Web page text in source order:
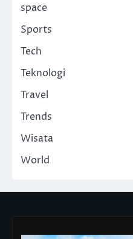
space
Sports
Tech
Teknologi
Travel
Trends
Wisata
World